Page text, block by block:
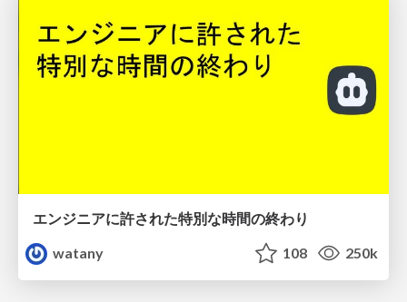
エンジニアに許された特別な時間の終わり
watany
108 250k